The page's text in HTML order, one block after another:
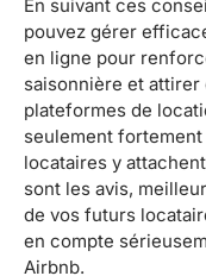
En suivant ces
pouvez gérer
en ligne pour
saisonnière et attirer
plateformes de
seulement
locataires y
sont les avis,
de vos futurs
en compte
Airbnb.